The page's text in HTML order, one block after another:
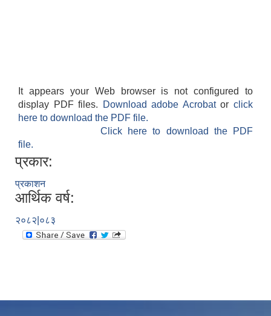
It appears your Web browser is not configured to
display PDF files.
Download adobe Acrobatorclick
here to download the PDF file.
Click here to download the PDF
file.
प्रकार:
प्रकाशन
आर्थिक वर्ष:
२०८२|०८३